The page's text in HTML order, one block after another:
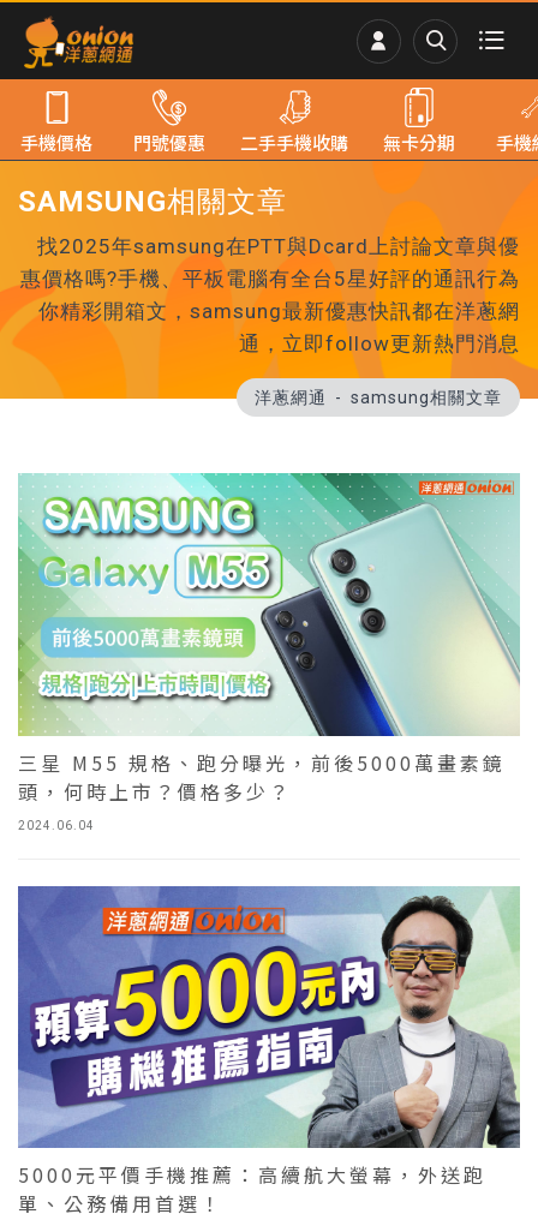
SAMSUNG相關文章
找2025年samsung在PTT與Dcard上討論文章與優
惠價格嗎?手機、平板電腦有全台5星好評的通訊行為
你精彩開箱文，samsung最新優惠快訊都在洋蔥網
通，立即follow更新熱門消息
洋蔥網通 samsung相關文章
2024.06.04
三星 M55 規格、跑分曝光，前後5000萬畫素鏡
頭，何時上市？價格多少？
5000元平價手機推薦：高續航大螢幕，外送跑
單、公務備用首選！
手機價格 門號優惠 二手手機收購 無卡分期 手機